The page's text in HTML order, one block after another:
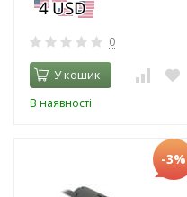
0
У кошик
В наявності
-3%